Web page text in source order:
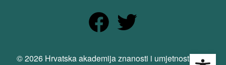
© 2026 Hrvatska akademija znanosti i umjetnosti. Sva